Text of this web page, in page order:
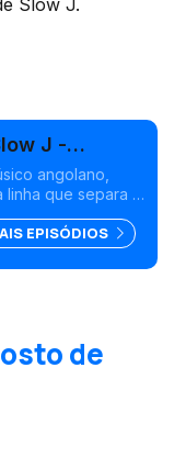
J -
angolano,
que separa o
EPISÓDIOS
de